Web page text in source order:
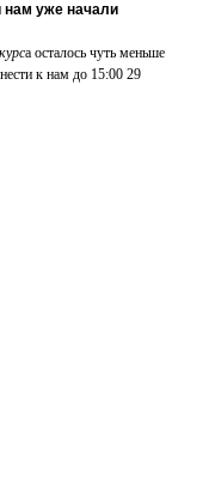
нам уже начали
а осталось чуть меньше
к нам до 15:00 29